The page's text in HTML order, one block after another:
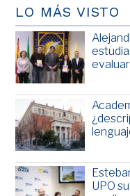
LO MÁS VISTO
UPO